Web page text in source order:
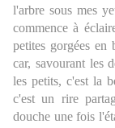
l'arbre sous mes
commence à
petites gorgées en
car, savourant les
les petits, c'est la
c'est un rire
douche une fois